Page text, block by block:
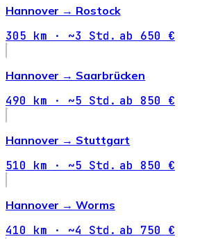
Hannover → Rostock
305 km · ~3 Std. ab 650 €
Hannover → Saarbrücken
490 km · ~5 Std. ab 850 €
Hannover → Stuttgart
510 km · ~5 Std. ab 850 €
Hannover →Worms
410 km · ~4 Std. ab 750 €